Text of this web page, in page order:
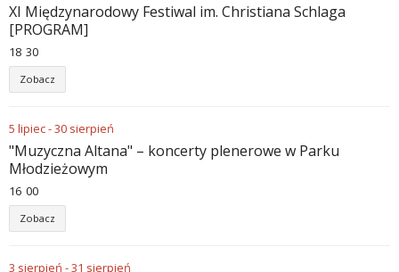
XI Międzynarodowy Festiwal im. Christiana Schlaga
[PROGRAM]
18 30
Zobacz
5 lipiec-30 sierpień
"Muzyczna Altana" – koncerty plenerowe w Parku
Młodzieżowym
16 00
Zobacz
3 sierpień -31 sierpień